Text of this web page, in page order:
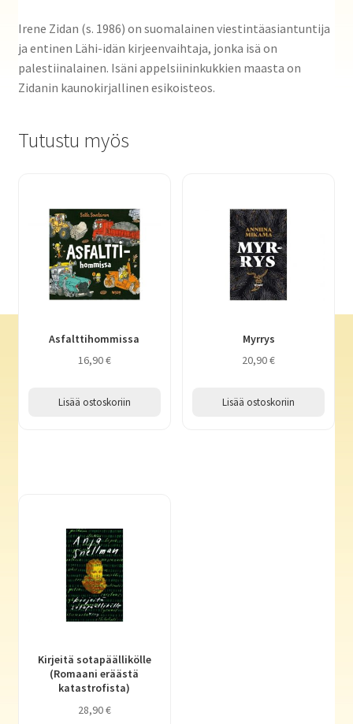
Irene Zidan (s. 1986) on suomalainen viestintäasiantuntija
ja entinen Lähi-idän kirjeenvaihtaja, jonka isä on
palestiinalainen. Isäni appelsiininkukkien maasta on
Zidanin kaunokirjallinen esikoisteos.
Tutustu myös
Asfalttihommissa
16,90€
Lisää ostoskoriin
Myrrys
20,90€
Lisää ostoskoriin
Kirjeitä sotapäällikölle
(Romaani eräästä
katastrofista)
28,90€